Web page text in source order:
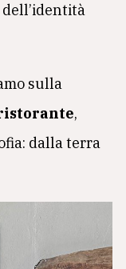
sulla
,
dalla terra